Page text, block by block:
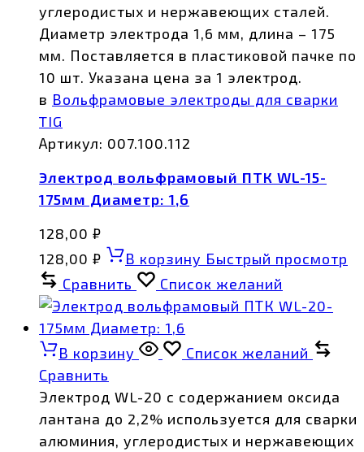
углеродистых и нержавеющих сталей.
Диаметр электрода 1,6 мм, длина – 175
мм. Поставляется в пластиковой пачке по
10 шт. Указана цена за 1 электрод.
в Вольфрамовые электроды для сварки
TIG
Артикул: 007.100.112
Электрод вольфрамовый ПТК WL-15-
175мм Диаметр: 1,6
128,00 ₽
128,00 ₽ В корзину Быстрый просмотр
Сравнить
Список желаний
В корзину
Список желаний
Сравнить
Электрод WL-20 с содержанием оксида
лантана до 2,2% используется для сварки
алюминия, углеродистых и нержавеющих